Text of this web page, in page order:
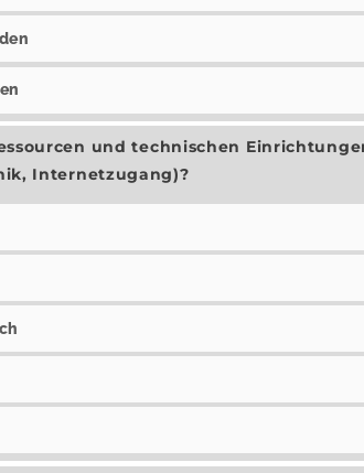
und technischen
Internetzugang)?